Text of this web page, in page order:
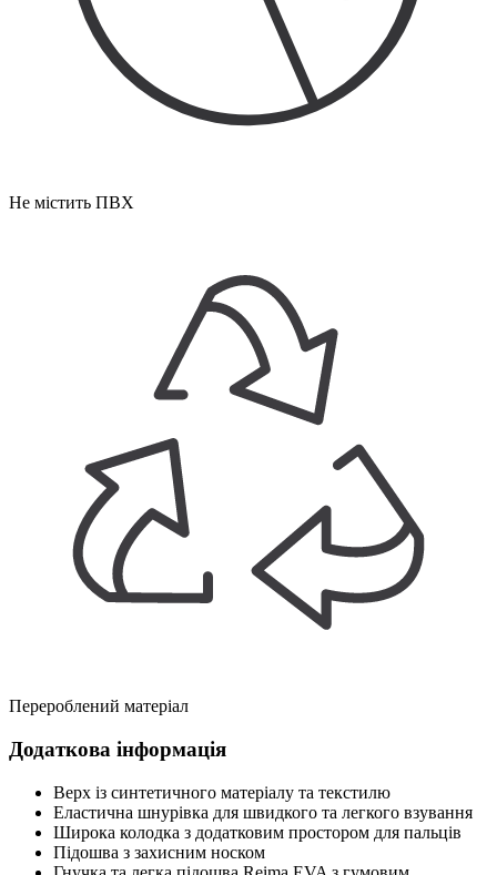
Не містить ПВХ
Перероблений матеріал
Додаткова інформація
Верх із синтетичного матеріалу та текстилю
Еластична шнурівка для швидкого та легкого взування
Широка колодка з додатковим простором для пальців
Підошва з захисним носком